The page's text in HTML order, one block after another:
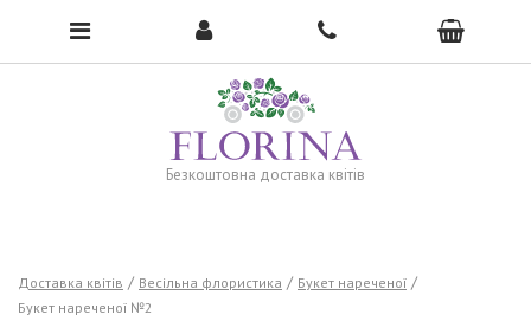
Безкоштовна доставка квітів
To open the menu, click here →
Доставка квітів Весільна флористика
Букет нареченої
Букет нареченої №2